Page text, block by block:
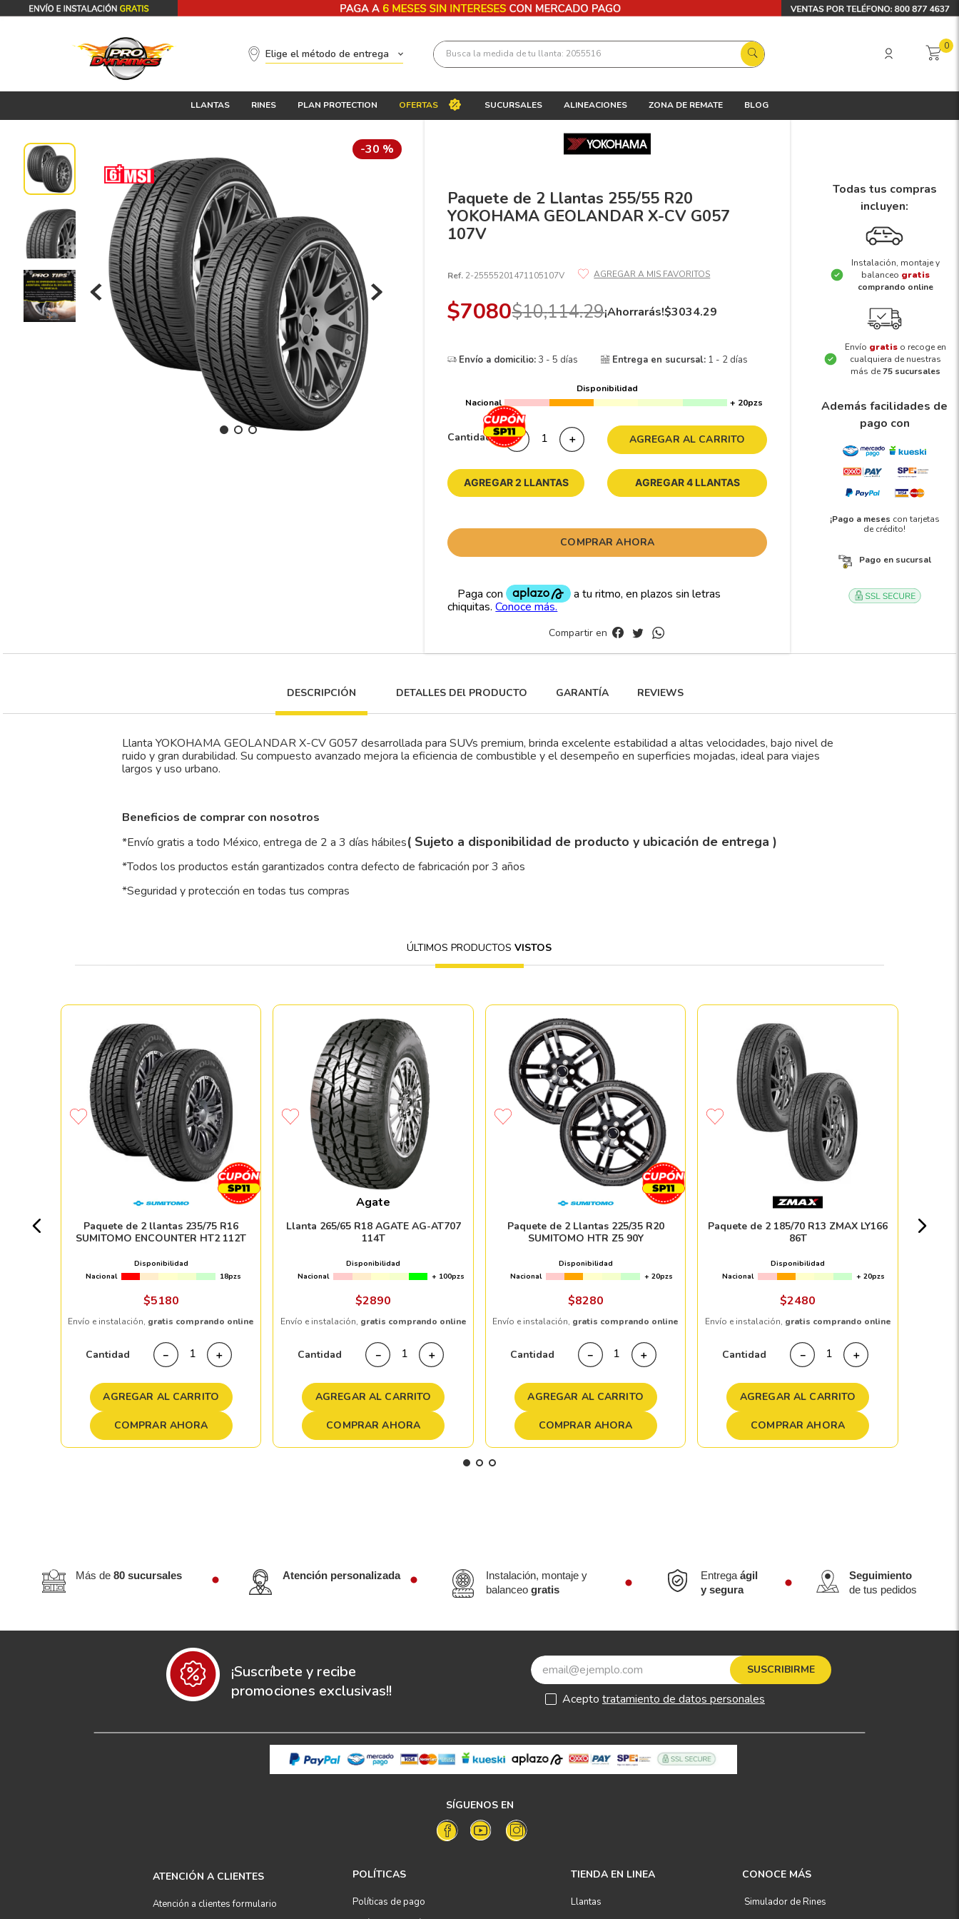
Elige el método de entrega Busca la medida de tu llanta: 2055516 0
LLANTAS RINES PLAN PROTECTION OFERTAS SUCURSALES ALINEACIONES ZONA DE REMATE BLOG
-30 %
Paquete de 2 Llantas 255/55 R20
YOKOHAMA GEOLANDAR X-CV G057
107V
Ref. 2-25555201471105107V
$7080$10,114.29¡Ahorrarás!$3034.29
Envío a domicilio:3 - 5 días Entrega en sucursal: 1 - 2 días
Disponibilidad
Nacional
+ 20pzs
Cantidad ＋
－ AGREGAR AL CARRITO
AGREGAR 2 LLANTAS AGREGAR 4 LLANTAS
COMPRAR AHORA
Compartir en
Todas tus compras
incluyen:
Instalación, montaje y
balanceo gratis
comprando online
Envío gratis o recoge en
cualquiera de nuestras
más de75 sucursales
Además facilidades de
pago con
¡Pago a meses con tarjetas
de crédito!
Pago en sucursal
DESCRIPCIÓN DETALLES DEl PRODUCTO GARANTÍA REVIEWS
Llanta YOKOHAMA GEOLANDAR X-CV G057 desarrollada para SUVs premium, brinda excelente estabilidad a altas velocidades, bajo nivel de
ruido y gran durabilidad. Su compuesto avanzado mejora la eficiencia de combustible y el desempeño en superficies mojadas, ideal para viajes
largos y uso urbano.
Beneficios de comprar con nosotros
*Envío gratis a todo México, entrega de 2 a 3 días hábiles( Sujeto a disponibilidad de producto y ubicación de entrega )
*Todos los productos están garantizados contra defecto de fabricación por 3 años
*Seguridad y protección en todas tus compras
ÚLTIMOS PRODUCTOSVISTOS
Paquete de 2 llantas 235/75 R16
SUMITOMO ENCOUNTER HT2 112T
Disponibilidad
Nacional
18pzs
$5180
Envío e instalación, gratis comprando online
Cantidad ＋
－
AGREGAR AL CARRITO
COMPRAR AHORA
Agate
Llanta 265/65 R18 AGATE AG-AT707
114T
Disponibilidad
Nacional
+ 100pzs
$2890
Envío e instalación, gratis comprando online
Cantidad ＋
－
AGREGAR AL CARRITO
COMPRAR AHORA
Paquete de 2 Llantas 225/35 R20
SUMITOMO HTR Z5 90Y
Disponibilidad
Nacional
+ 20pzs
$8280
Envío e instalación, gratis comprando online
Cantidad ＋
－
AGREGAR AL CARRITO
COMPRAR AHORA
Paquete de 2 185/70 R13 ZMAX LY166
86T
Disponibilidad
Nacional
+ 20pzs
$2480
Envío e instalación, gratis comprando online
Cantidad ＋
－
AGREGAR AL CARRITO
COMPRAR AHORA
Más de 80 sucursales Atención personalizada
Instalación, montaje y
balanceogratis
Entregaágil
y segura
Seguimiento
de tus pedidos
¡Suscríbete y recibe
promociones exclusivas!!
SUSCRIBIRME
Acepto tratamiento de datos personales
SÍGUENOS EN
ATENCIÓN A CLIENTES
Atención a clientes formulario
POLÍTICAS
Políticas de pago
TIENDA EN LINEA
Llantas
CONOCE MÁS
Simulador de Rines
Términos más buscados